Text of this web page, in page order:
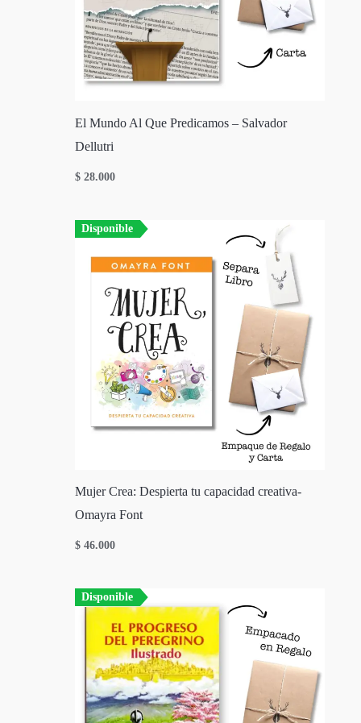
El Mundo Al Que Predicamos – Salvador
Dellutri
$ 28.000
Disponible
Mujer Crea: Despierta tu capacidad creativa-
Omayra Font
$ 46.000
Disponible